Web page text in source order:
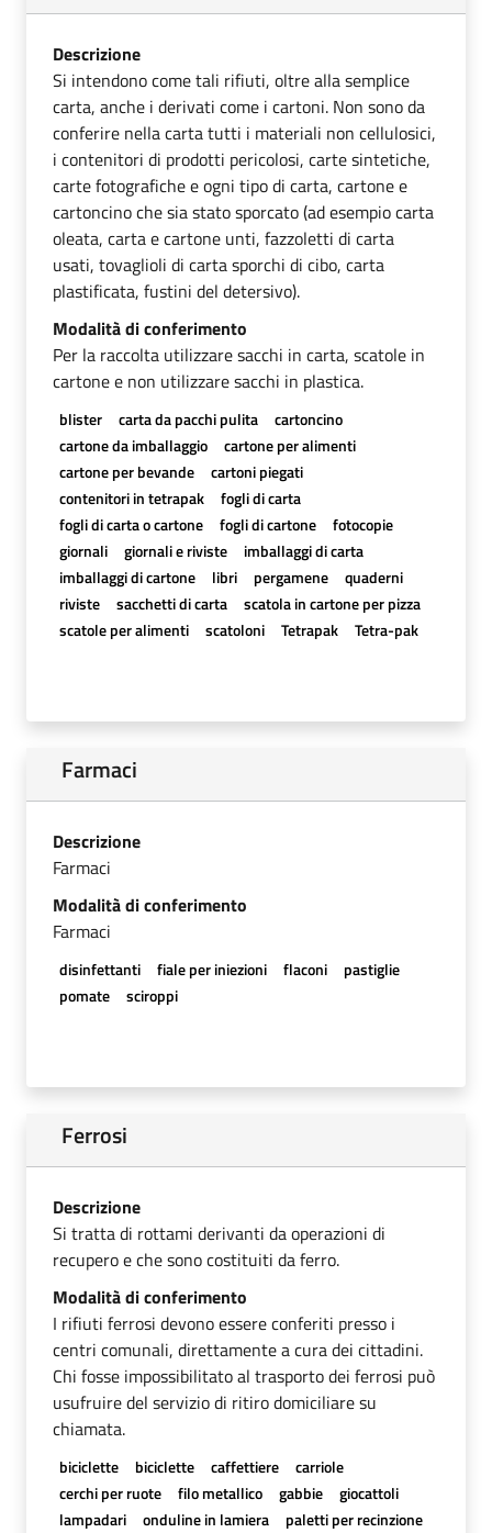
Descrizione
Si intendono come tali rifiuti, oltre alla semplice
carta, anche i derivati come i cartoni. Non sono da
conferire nella carta tutti i materiali non cellulosici,
i contenitori di prodotti pericolosi, carte sintetiche,
carte fotografiche e ogni tipo di carta, cartone e
cartoncino che sia stato sporcato (ad esempio carta
oleata, carta e cartone unti, fazzoletti di carta
usati, tovaglioli di carta sporchi di cibo, carta
plastificata, fustini del detersivo).
Modalità di conferimento
Per la raccolta utilizzare sacchi in carta, scatole in
cartone e non utilizzare sacchi in plastica.
blister carta da pacchi pulita
cartoncino
cartone da imballaggio
cartone per alimenti
cartone per bevande
cartoni piegati
contenitori in tetrapak
fogli di carta
fogli di carta o cartone
fogli di cartone
fotocopie
giornali
giornali e riviste
imballaggi di carta
imballaggi di cartone
libri pergamene
quaderni
riviste
sacchetti di carta
scatola in cartone per pizza
scatole per alimenti
scatoloni Tetrapak Tetra-pak
Farmaci
Descrizione
Farmaci
Modalità di conferimento
Farmaci
disinfettanti fiale per iniezioni flaconi
pastiglie
pomate
sciroppi
Ferrosi
Descrizione
Si tratta di rottami derivanti da operazioni di
recupero e che sono costituiti da ferro.
Modalità di conferimento
I rifiuti ferrosi devono essere conferiti presso i
centri comunali, direttamente a cura dei cittadini.
Chi fosse impossibilitato al trasporto dei ferrosi può
usufruire del servizio di ritiro domiciliare su
chiamata.
biciclette biciclette caffettiere
carriole
cerchi per ruote
filo metallico gabbie
giocattoli
lampadari
onduline in lamiera
paletti per recinzione